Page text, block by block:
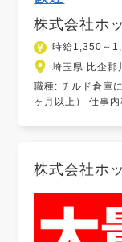
株式会社ホ
時給1,350～
埼玉県 比企郡
職種: チルド倉庫
ヶ月以上） 仕事
株式会社ホ